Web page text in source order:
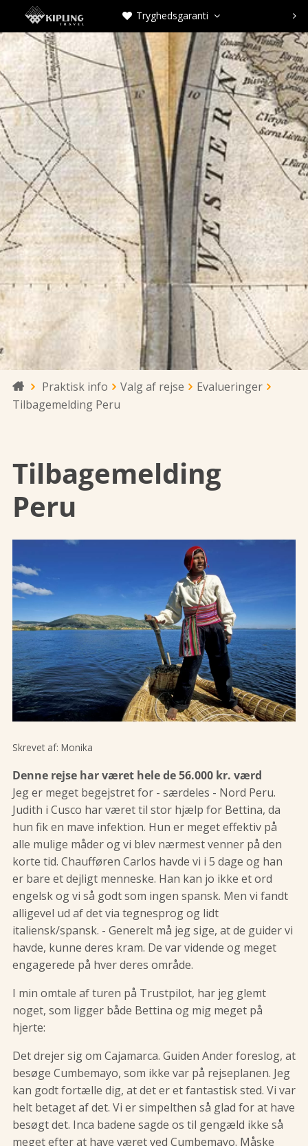
 Tryghedsgaranti  
 Praktisk info Valg af rejse
Evalueringer
Tilbagemelding Peru
Tilbagemelding
Peru
Skrevet af: Monika
Denne rejse har været hele de 56.000 kr. værd
Jeg er meget begejstret for - særdeles - Nord Peru.
Judith i Cusco har været til stor hjælp for Bettina, da
hun fik en mave infektion. Hun er meget effektiv på
alle mulige måder og vi blev nærmest venner på den
korte tid. Chaufføren Carlos havde vi i 5 dage og han
er bare et dejligt menneske. Han kan jo ikke et ord
engelsk og vi så godt som ingen spansk. Men vi fandt
alligevel ud af det via tegnesprog og lidt
italiensk/spansk. - Generelt må jeg sige, at de guider vi
havde, kunne deres kram. De var vidende og meget
engagerede på hver deres område.
I min omtale af turen på Trustpilot, har jeg glemt
noget, som ligger både Bettina og mig meget på
hjerte:
Det drejer sig om Cajamarca. Guiden Ander foreslog, at
besøge Cumbemayo, som ikke var på rejseplanen. Jeg
kan godt fortælle dig, at det er et fantastisk sted. Vi var
helt betaget af det. Vi er simpelthen så glad for at have
besøgt det. Inca badene sagde os til gengæld ikke så
meget efter at have været ved Cumbemayo. Måske